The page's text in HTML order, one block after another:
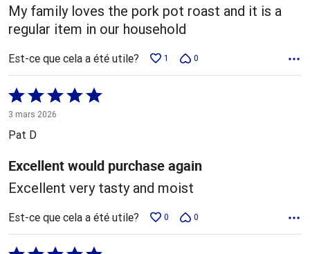
My family loves the pork pot roast and it is a
regular item in our household
Est-ce que cela a été utile? 1 0
Coté
5 sur
5
3 mars 2026
Pat D
Excellent would purchase again
Excellent very tasty and moist
Est-ce que cela a été utile? 0 0